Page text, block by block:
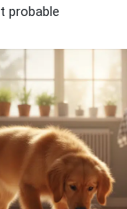
probable